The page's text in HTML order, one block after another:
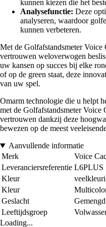
kunnen kiezen die het
Analysefunctie: Deze
analyseren, waardoor
kunnen verbeteren.
Met de Golfafstandsmeter
vertrouwen weloverwogen
uw kansen op succes bij elke
of op de green staat, deze
van uw spel.
Omarm technologie die u helpt
met de Golfafstandsmeter
vertrouwen dankzij deze
bewezen op de meest
Aanvullende informatie
Merk
Voice
Leveranciersreferentie L6PLUS
Kleur
Kleur
Geslacht
Gemengd
Leeftijdsgroep
Loading...